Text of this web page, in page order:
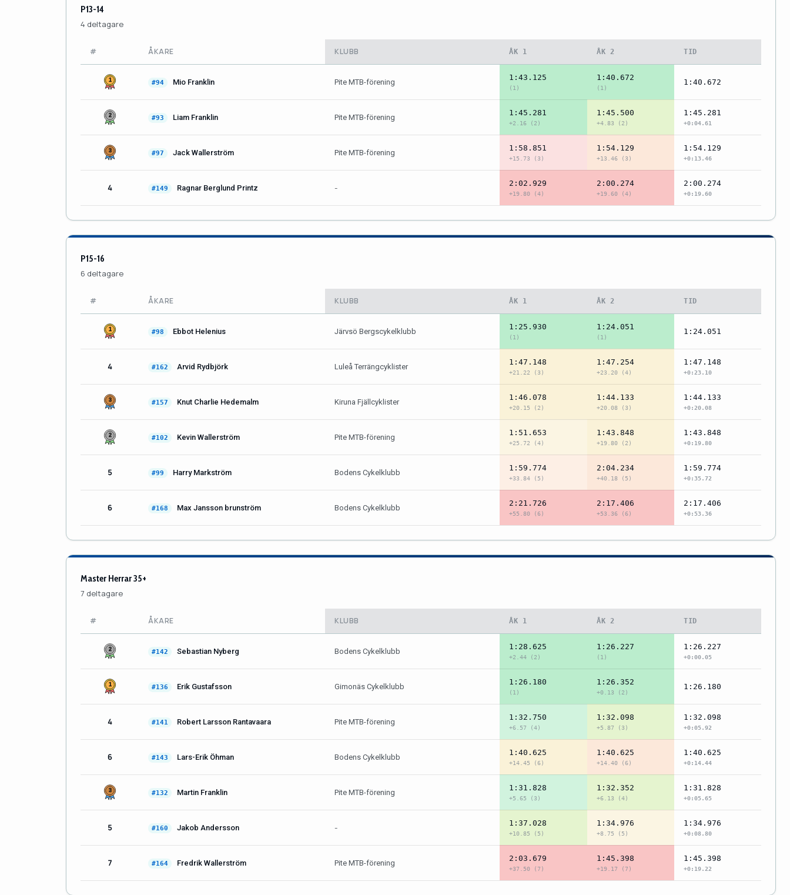
P13-14
4 deltagare
# ÅKARE KLUBB ÅK 1 ÅK 2 TID
#94 Mio Franklin Pite MTB-förening
1:43.125
(1)
1:40.672
(1)
1:40.672
#93 Liam Franklin Pite MTB-förening
1:45.281
+2.16 (2)
1:45.500
+4.83 (2)
1:45.281
+0:04.61
#97 Jack Wallerström Pite MTB-förening
1:58.851
+15.73 (3)
1:54.129
+13.46 (3)
1:54.129
+0:13.46
4 #149 Ragnar Berglund Printz - 2:02.929
+19.80 (4)
2:00.274
+19.60 (4)
2:00.274
+0:19.60
P15-16
6 deltagare
# ÅKARE KLUBB ÅK 1 ÅK 2 TID
#98 Ebbot Helenius Järvsö Bergscykelklubb
1:25.930
(1)
1:24.051
(1)
1:24.051
4 #162 Arvid Rydbjörk Luleå Terrängcyklister
1:47.148
+21.22 (3)
1:47.254
+23.20 (4)
1:47.148
+0:23.10
#157 Knut Charlie Hedemalm Kiruna Fjällcyklister
1:46.078
+20.15 (2)
1:44.133
+20.08 (3)
1:44.133
+0:20.08
#102 Kevin Wallerström Pite MTB-förening
1:51.653
+25.72 (4)
1:43.848
+19.80 (2)
1:43.848
+0:19.80
5 #99 Harry Markström Bodens Cykelklubb
1:59.774
+33.84 (5)
2:04.234
+40.18 (5)
1:59.774
+0:35.72
6 #168 Max Jansson brunström Bodens Cykelklubb
2:21.726
+55.80 (6)
2:17.406
+53.36 (6)
2:17.406
+0:53.36
Master Herrar 35+
7 deltagare
# ÅKARE KLUBB ÅK 1 ÅK 2 TID
#142 Sebastian Nyberg Bodens Cykelklubb
1:28.625
+2.44 (2)
1:26.227
(1)
1:26.227
+0:00.05
#136 Erik Gustafsson Gimonäs Cykelklubb
1:26.180
(1)
1:26.352
+0.13 (2)
1:26.180
4 #141 Robert Larsson Rantavaara Pite MTB-förening
1:32.750
+6.57 (4)
1:32.098
+5.87 (3)
1:32.098
+0:05.92
6 #143 Lars-Erik Öhman Bodens Cykelklubb
1:40.625
+14.45 (6)
1:40.625
+14.40 (6)
1:40.625
+0:14.44
#132 Martin Franklin Pite MTB-förening
1:31.828
+5.65 (3)
1:32.352
+6.13 (4)
1:31.828
+0:05.65
5 #160 Jakob Andersson - 1:37.028
+10.85 (5)
1:34.976
+8.75 (5)
1:34.976
+0:08.80
7 #164 Fredrik Wallerström Pite MTB-förening
2:03.679
+37.50 (7)
1:45.398
+19.17 (7)
1:45.398
+0:19.22